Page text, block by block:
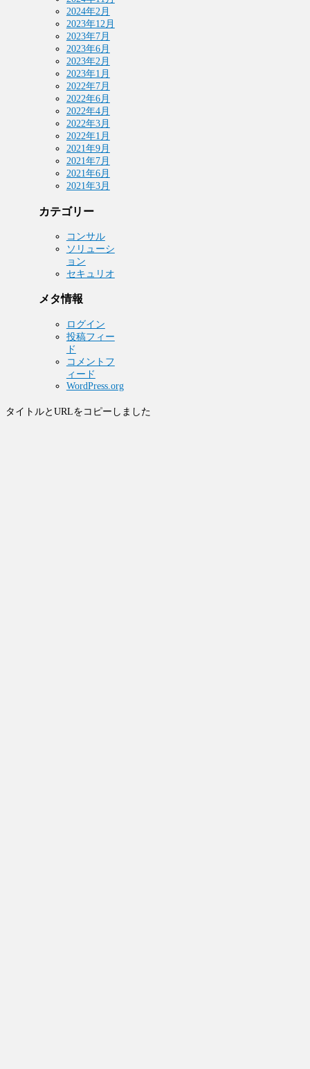
2024年2月
2023年12月
2023年7月
2023年6月
2023年2月
2023年1月
2022年7月
2022年6月
2022年4月
2022年3月
2022年1月
2021年9月
2021年7月
2021年6月
2021年3月
カテゴリー
コンサル
ソリューシ
ョン
セキュリオ
メタ情報
ログイン
投稿フィー
ド
コメントフ
ィード
WordPress.org
タイトルとURLをコピーしました